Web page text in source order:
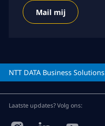
Mail mij
NTT DATABusiness Solutions
Laatste updates? Volg ons: